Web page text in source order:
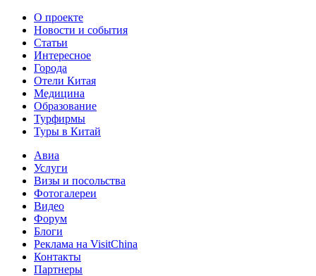
О проекте
Новости и события
Статьи
Интересное
Города
Отели Китая
Медицина
Образование
Турфирмы
Туры в Китай
Авиа
Услуги
Визы и посольства
Фотогалереи
Видео
Форум
Блоги
Реклама на VisitChina
Контакты
Партнеры